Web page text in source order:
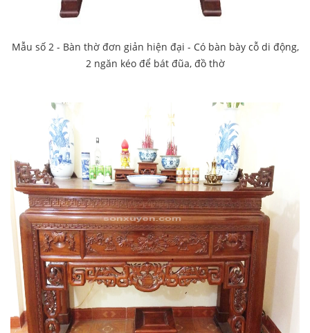
Mẫu số 2 - Bàn thờ đơn giản hiện đại - Có bàn bày cỗ di động,
2 ngăn kéo để bát đũa, đồ thờ